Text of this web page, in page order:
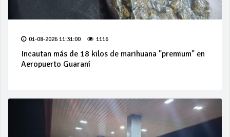
01-08-2026 11:31:00 1116
Incautan más de 18 kilos de marihuana "premium" en
Aeropuerto Guaraní